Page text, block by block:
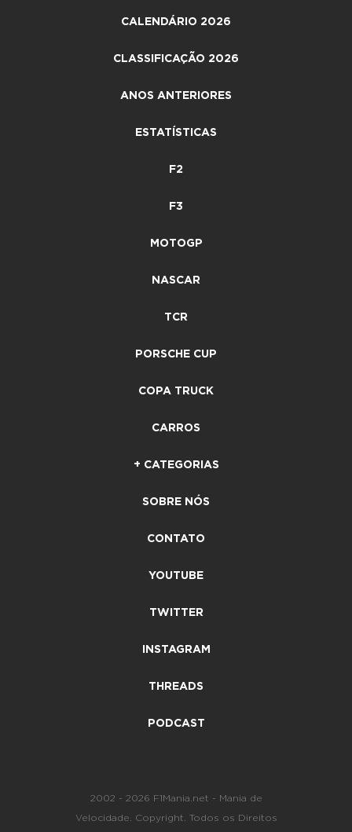
CALENDÁRIO 2026
CLASSIFICAÇÃO 2026
ANOS ANTERIORES
ESTATÍSTICAS
F2
F3
MOTOGP
NASCAR
TCR
PORSCHE CUP
COPA TRUCK
CARROS
+ CATEGORIAS
SOBRE NÓS
CONTATO
YOUTUBE
TWITTER
INSTAGRAM
THREADS
PODCAST
2002 - 2026 F1Mania.net - Mania de
Velocidade. Copyright. Todos os Direitos